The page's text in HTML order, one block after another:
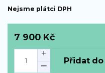
Nejsme plátci DPH
7 900 Kč
Přidat do